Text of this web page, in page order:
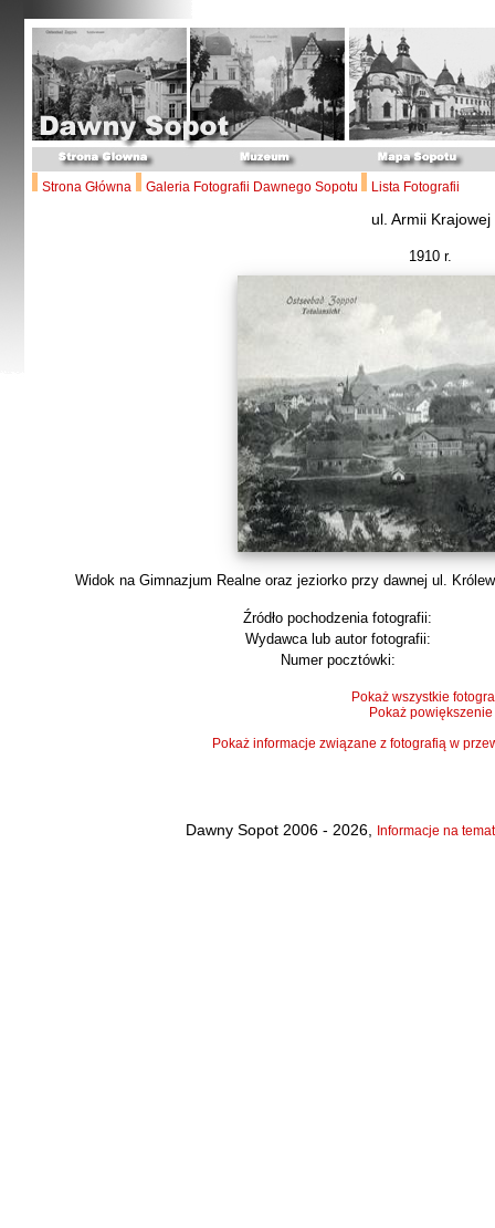
Strona Główna Galeria Fotografii Dawnego Sopotu Lista Fotografii
ul. Armii Krajowej
1910 r.
Widok na Gimnazjum Realne oraz jeziorko przy dawnej ul.
Źródło pochodzenia fotografii:
Wydawca lub autor fotografii:
Numer pocztówki:
Pokaż wszystkie
Pokaż powiększenie
Pokaż informacje związane z fotografią w
Dawny Sopot 2006 - 2026, Informacje na